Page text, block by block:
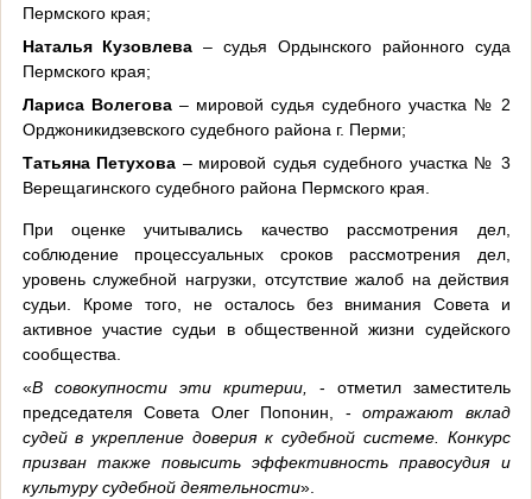
Пермского края;
Наталья Кузовлева– судья Ордынского районного суда
Пермского края;
Лариса Волегова – мировой судья судебного участка № 2
Орджоникидзевского судебного района г. Перми;
Татьяна Петухова – мировой судья судебного участка № 3
Верещагинского судебного района Пермского края.
При оценке учитывались качество рассмотрения дел,
соблюдение процессуальных сроков рассмотрения дел,
уровень служебной нагрузки, отсутствие жалоб на действия
судьи. Кроме того, не осталось без внимания Совета и
активное участие судьи в общественной жизни судейского
сообщества.
«В совокупности эти критерии, - отметил заместитель
председателя Совета Олег Попонин, - отражают вклад
судей в укрепление доверия к судебной системе. Конкурс
призван также повысить эффективность правосудия и
культуру судебной деятельности».